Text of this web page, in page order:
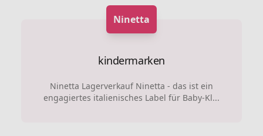
Ninetta
kindermarken
Ninetta Lagerverkauf Ninetta - das ist ein
engagiertes italienisches Label für Baby-Kl...